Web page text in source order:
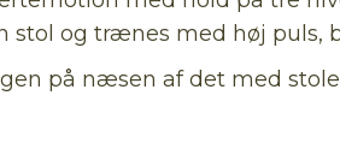
stol og trænes med høj puls,
på næsen af det med